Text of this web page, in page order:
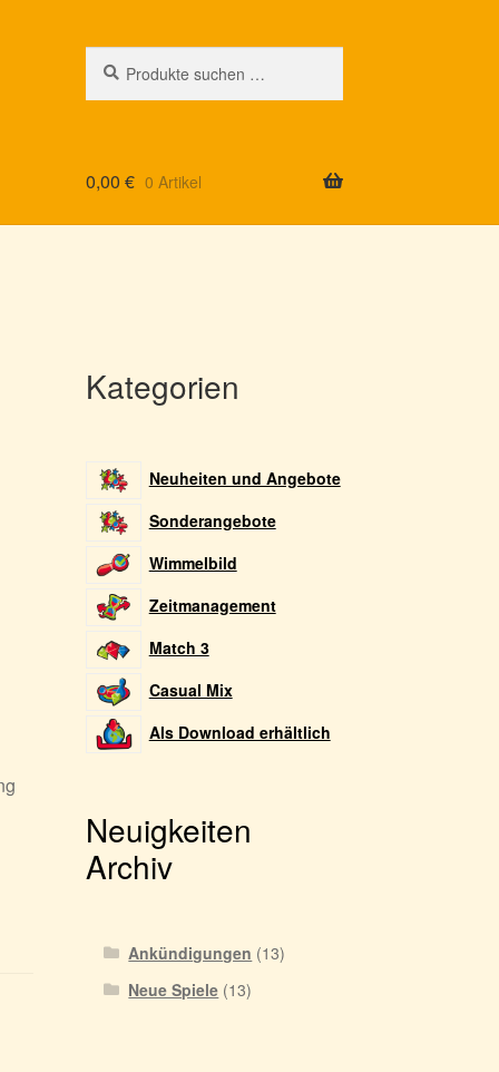
nach:
0,00 € 0 Artikel
Kategorien
Neuheiten und Angebote
Sonderangebote
Wimmelbild
Zeitmanagement
Match 3
Casual Mix
Als Download erhältlich
Neuigkeiten
Archiv
Ankündigungen (13)
Neue Spiele (13)